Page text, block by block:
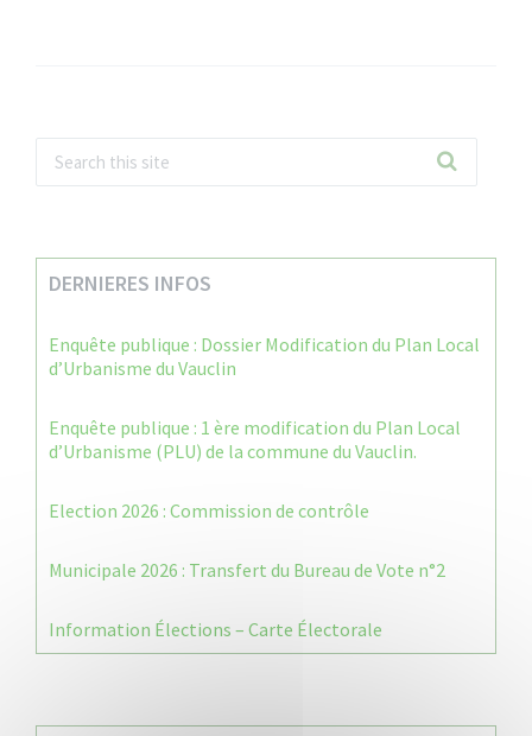
DERNIERES INFOS
Enquête publique : Dossier Modification du Plan Local
d’Urbanisme du Vauclin
Enquête publique : 1 ère modification du Plan Local
d’Urbanisme (PLU) de la commune du Vauclin.
Election 2026 : Commission de contrôle
Municipale 2026 : Transfert du Bureau de Vote n°2
Information Élections – Carte Électorale